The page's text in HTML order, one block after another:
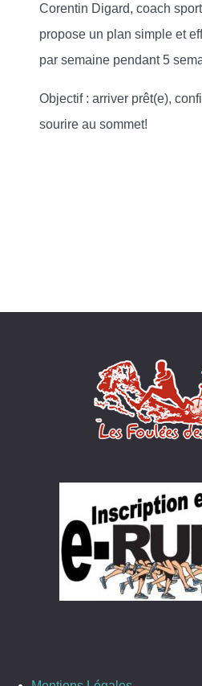
Corentin Digard, coach
propose un plan simple et
par semaine pendant 5
Objectif : arriver prêt(e),
sourire au sommet!